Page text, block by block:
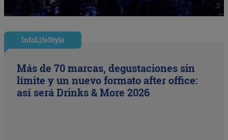
InfoLifeStyle
Más de 70 marcas, degustaciones sin
límite y un nuevo formato after office:
así será Drinks & More 2026